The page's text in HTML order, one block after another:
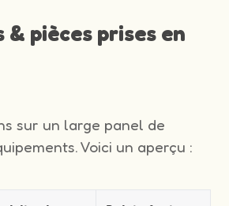
pièces prises en
sur un large panel de
Voici un aperçu :